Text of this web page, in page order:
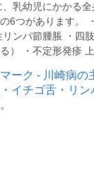
、乳幼児にかかる
6つがあります。
ンパ節腫脹 ・四
） ・不定形発疹